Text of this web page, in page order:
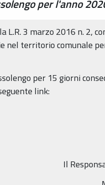
per l'anno
L.R. 3 marzo 2016 n. 2,
nel territorio comunale
per 15 giorni
link:
Il